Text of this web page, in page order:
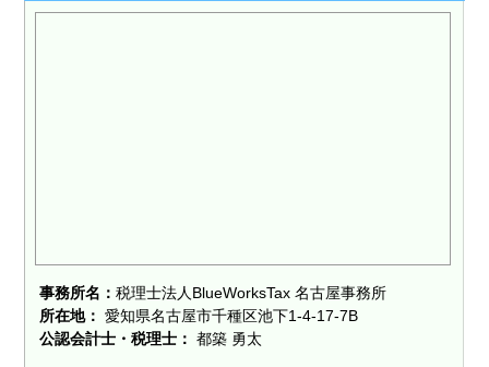
事務所名：税理士法人BlueWorksTax 名古屋事務所
所在地： 愛知県名古屋市千種区池下1-4-17-7B
公認会計士・税理士： 都築 勇太